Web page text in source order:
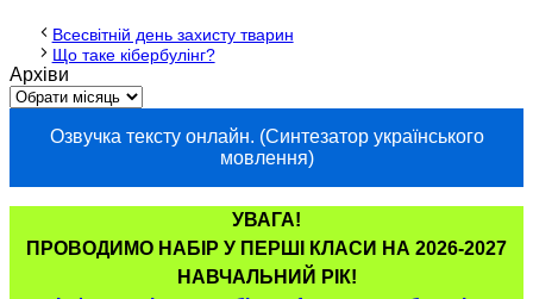
Всесвітній день захисту тварин
Що таке кібербулінг?
Архіви
Озвучка тексту онлайн. (Синтезатор українського
мовлення)
УВАГА!
ПРОВОДИМО НАБІР У ПЕРШІ КЛАСИ НА 2026-2027
НАВЧАЛЬНИЙ РІК!